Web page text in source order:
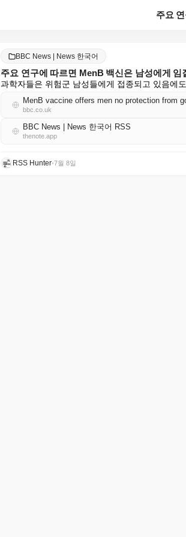
BBC News | News 한국어
주요 연구에 따르면 MenB 백신은 남성에게
과학자들은 위험군 남성들에게 접종되고 있음에
MenB vaccine offers men no protection from
bbc.co.uk
BBC News | News 한국어 RSS
thenote.app
RSS Hunter•7월 8일